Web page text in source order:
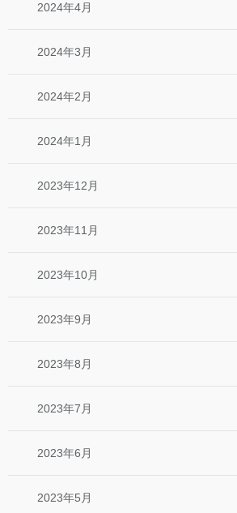
2024年4月
2024年3月
2024年2月
2024年1月
2023年12月
2023年11月
2023年10月
2023年9月
2023年8月
2023年7月
2023年6月
2023年5月